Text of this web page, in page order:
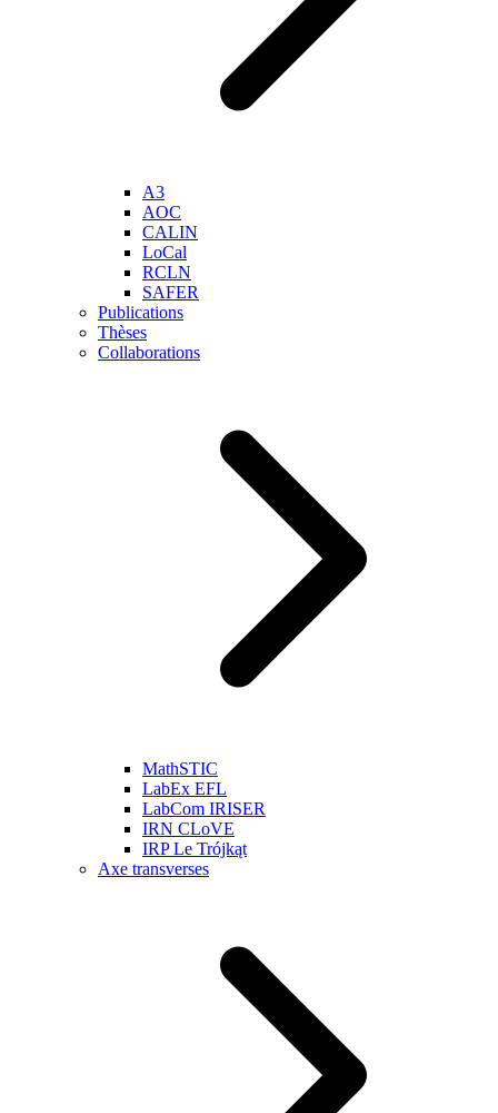
A3
AOC
CALIN
LoCal
RCLN
SAFER
Publications
Thèses
Collaborations
MathSTIC
LabEx EFL
LabCom IRISER
IRN CLoVE
IRP Le Trójkąt
Axe transverses